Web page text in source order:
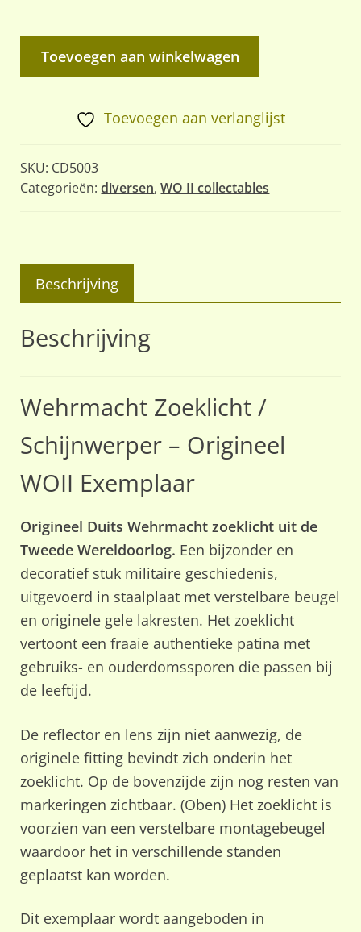
Wehrmacht
Schijnwerper
Origineel
WOII
Toevoegen aan winkelwagen
Toevoegen aan verlanglijst
SKU: CD5003
Categorieën:diversen,WO II collectables
Beschrijving
Beschrijving
Wehrmacht Zoeklicht /
Schijnwerper – Origineel
WOII Exemplaar
Origineel Duits Wehrmacht zoeklicht uit de
Tweede Wereldoorlog. Een bijzonder en
decoratief stuk militaire geschiedenis,
uitgevoerd in staalplaat met verstelbare beugel
en originele gele lakresten. Het zoeklicht
vertoont een fraaie authentieke patina met
gebruiks- en ouderdomssporen die passen bij
de leeftijd.
De reflector en lens zijn niet aanwezig, de
originele fitting bevindt zich onderin het
zoeklicht. Op de bovenzijde zijn nog resten van
markeringen zichtbaar. (Oben) Het zoeklicht is
voorzien van een verstelbare montagebeugel
waardoor het in verschillende standen
geplaatst kan worden.
Dit exemplaar wordt aangeboden in